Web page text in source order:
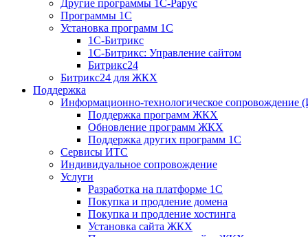
Другие программы 1С-Рарус
Программы 1С
Установка программ 1С
1С-Битрикс
1С-Битрикс: Управление сайтом
Битрикс24
Битрикс24 для ЖКХ
Поддержка
Информационно-технологическое сопровождение
Поддержка программ ЖКХ
Обновление программ ЖКХ
Поддержка других программ 1С
Сервисы ИТС
Индивидуальное сопровождение
Услуги
Разработка на платформе 1С
Покупка и продление домена
Покупка и продление хостинга
Установка сайта ЖКХ